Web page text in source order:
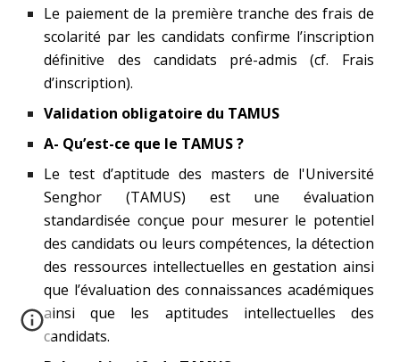
Le paiement de la première tranche des frais de
scolarité par les candidats confirme l’inscription
définitive des candidats pré-admis (cf. Frais
d’inscription).
Validation obligatoire du TAMUS
A- Qu’est-ce que le TAMUS ?
Le test d’aptitude des masters de l'Université
Senghor (TAMUS) est une évaluation
standardisée conçue pour mesurer le potentiel
des candidats ou leurs compétences, la détection
des ressources intellectuelles en gestation ainsi
que l’évaluation des connaissances académiques
ainsi que les aptitudes intellectuelles des
candidats.